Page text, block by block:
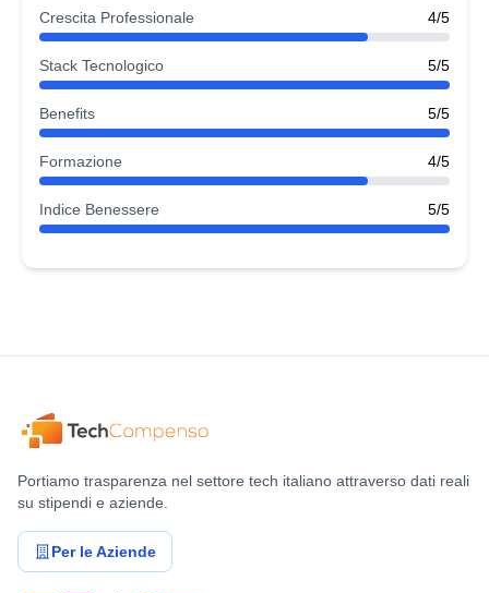
Crescita Professionale 4/5
Stack Tecnologico 5/5
Benefits 5/5
Formazione 4/5
Indice Benessere 5/5
Portiamo trasparenza nel settore tech italiano attraverso dati reali
su stipendi e aziende.
Per le Aziende